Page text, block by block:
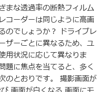
まな透過率の断熱フィルム
コーダーは同じように高画
のでしょうか？ ドライブレ
ザーごとに異なるため、ユ
用状況に応じて異なりま
題に焦点を当てると、多く
のとおりです。 撮影画面が